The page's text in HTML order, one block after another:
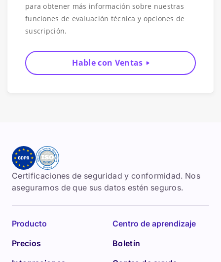
para obtener más información sobre nuestras
funciones de evaluación técnica y opciones de
suscripción.
Hable con Ventas
Certificaciones de seguridad y conformidad. Nos
aseguramos de que sus datos estén seguros.
Producto
Precios
Centro de aprendizaje
Boletín